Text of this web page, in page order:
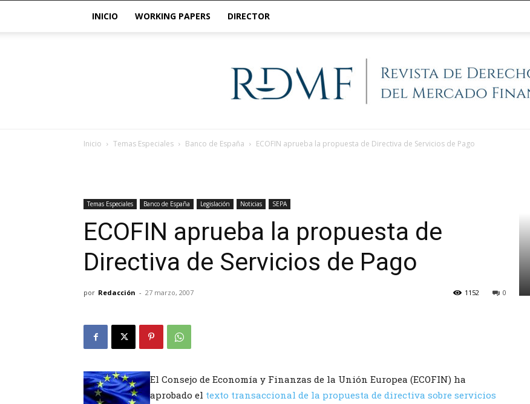
INICIO WORKING PAPERS DIRECTOR
Inicio Temas Especiales Banco de España ECOFIN aprueba la propuesta de Directiva de Servicios de Pago
Temas Especiales Banco de España Legislación Noticias SEPA
ECOFIN aprueba la propuesta de
Directiva de Servicios de Pago
por Redacción - 27 marzo, 2007 0
1152
El Consejo de Economía y Finanzas de la Unión Europea (ECOFIN) ha
aprobado el texto transaccional de la propuesta de directiva sobre servicios